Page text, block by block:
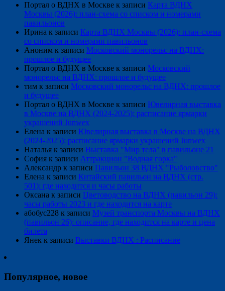
Портал о ВДНХ в Москве к записи Карта ВДНХ
Москвы (2026): план-схема со списком и номерами
павильонов
Ирина к записи Карта ВДНХ Москвы (2026): план-схема
со списком и номерами павильонов
Аноним к записи Московский монорельс на ВДНХ:
прошлое и будущее
Портал о ВДНХ в Москве к записи Московский
монорельс на ВДНХ: прошлое и будущее
тим к записи Московский монорельс на ВДНХ: прошлое
и будущее
Портал о ВДНХ в Москве к записи Ювелирная выставка
в Москве на ВДНХ (2024-2025): расписание ярмарки
украшений Junwex
Елена к записи Ювелирная выставка в Москве на ВДНХ
(2024-2025): расписание ярмарки украшений Junwex
Наталья к записи Выставка "Мир тела" в павильоне 21
София к записи Аттракцион "Водная горка"
Александр к записи Павильон 38 ВДНХ "Рыболовство"
Елена к записи Китайский павильон на ВДНХ (стр.
501): где находится и часы работы
Оксана к записи Цветоводство на ВДНХ (павильон 29):
часы работы 2023 и где находится на карте
абобус228 к записи Музей транспорта Москвы на ВДНХ
(павильон 26): описание, где находится на карте и цена
билета
Янек к записи Выставки ВДНХ : Расписание
Популярное, новое